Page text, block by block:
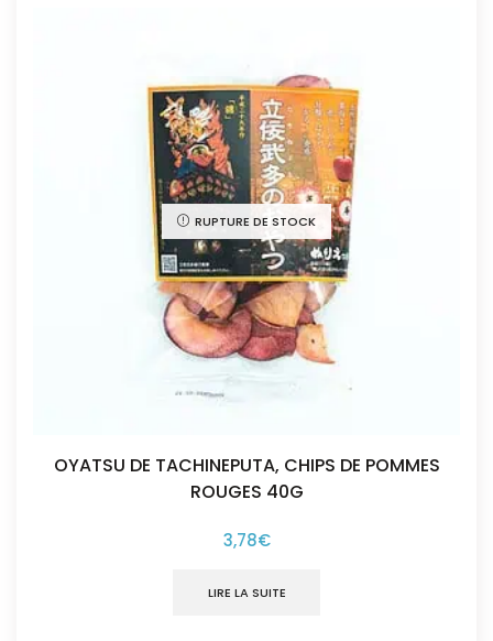
RUPTURE DE STOCK
OYATSU DE TACHINEPUTA, CHIPS DE POMMES
ROUGES 40G
3,78€
LIRE LA SUITE